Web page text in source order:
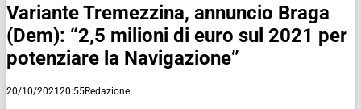
Variante Tremezzina, annuncio Braga
(Dem): “2,5 milioni di euro sul 2021 per
potenziare la Navigazione”
20/10/202120:55Redazione